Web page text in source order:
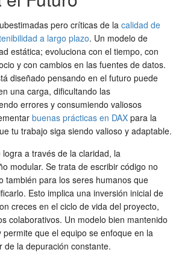
pero críticas de la calidad de
a largo plazo. Un modelo de
estática; evoluciona con el tiempo, con
y con cambios en las fuentes de datos.
diseñado pensando en el futuro puede
una carga, dificultando las
errores y consumiendo valiosos
buenas prácticas en DAX para la
tu trabajo siga siendo valioso y adaptable.
logra a través de la claridad, la
modular. Se trata de escribir código no
también para los seres humanos que
Esto implica una inversión inicial de
creces en el ciclo de vida del proyecto,
colaborativos. Un modelo bien mantenido
que el equipo se enfoque en la
de la depuración constante.